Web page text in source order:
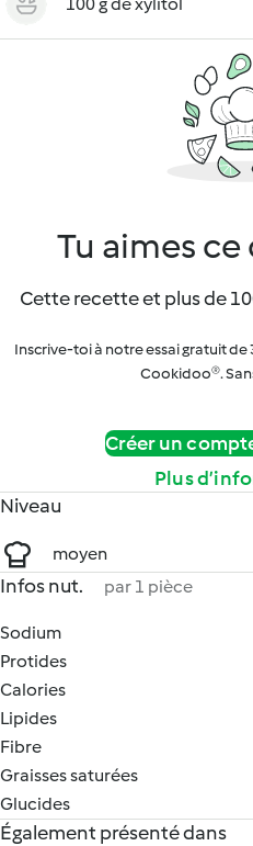
Tu aimes
Cette recette et plus de
Inscrive-toi à notre essai gratuit
Cookidoo®.
Créer un
Plus
Niveau
moyen
Infos nut. par 1 pièce
Sodium
Protides
Calories
Lipides
Fibre
Graisses saturées
Glucides
Également présenté dans